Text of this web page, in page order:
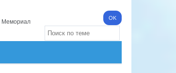
Мемориал